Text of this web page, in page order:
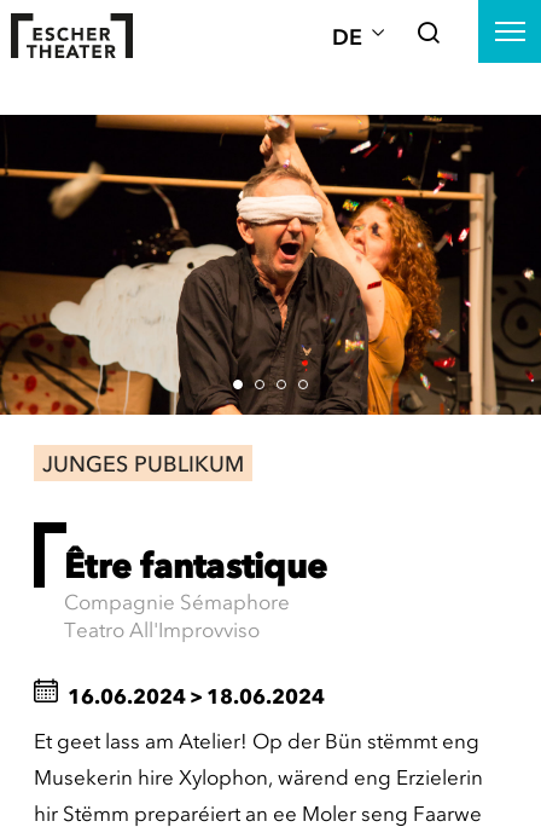
DE
JUNGES PUBLIKUM
Être fantastique
Compagnie Sémaphore
Teatro All'Improvviso
16.06.2024 > 18.06.2024
Et geet lass am Atelier! Op der Bün stëmmt eng
Musekerin hire Xylophon, wärend eng Erzielerin
hir Stëmm preparéiert an ee Moler seng Faarwe